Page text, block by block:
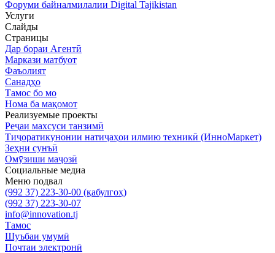
Форуми байналмилалии Digital Tajikistan
Услуги
Слайды
Страницы
Дар бораи Агентӣ
Маркази матбуот
Фаъолият
Санадҳо
Тамос бо мо
Нома ба мақомот
Реализуемые проекты
Реҷаи махсуси танзимӣ
Тиҷоратикунонии натиҷаҳои илмию техникӣ (ИнноМаркет)
Зеҳни сунъӣ
Омӯзиши маҷозӣ
Социальные медиа
Меню подвал
(992 37) 223-30-00 (қабулгоҳ)
(992 37) 223-30-07
info@innovation.tj
Тамос
Шуъбаи умумӣ
Почтаи электронӣ